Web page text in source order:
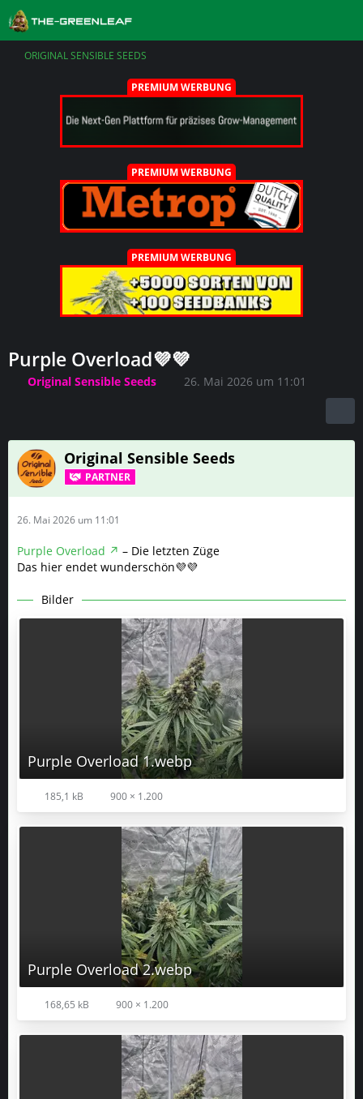
ORIGINAL SENSIBLE SEEDS
PREMIUM WERBUNG
PREMIUM WERBUNG
PREMIUM WERBUNG
Purple Overload💜💜
Original Sensible Seeds 26. Mai 2026 um 11:01
Original Sensible Seeds
PARTNER
26. Mai 2026 um 11:01
Purple Overload
– Die letzten Züge
Das hier endet wunderschön💜💜
Bilder
Purple Overload 1.webp
185,1 kB 900 × 1.200
Purple Overload 2.webp
168,65 kB 900 × 1.200